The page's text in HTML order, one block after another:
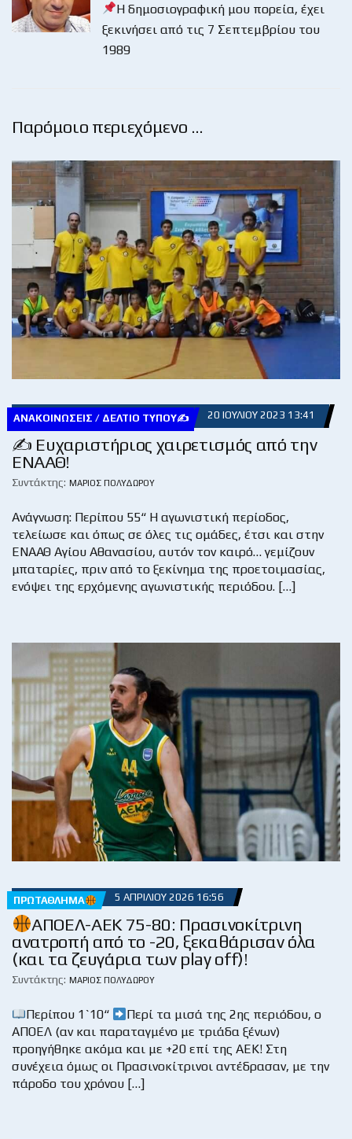
Η δημοσιογραφική μου πορεία, έχει
ξεκινήσει από τις 7 Σεπτεμβρίου του
1989
Παρόμοιο περιεχόμενο …
ΑΝΑΚΟΙΝΏΣΕΙΣ / ΔΕΛΤΊΟ ΤΎΠΟΥ✍ 20 ΙΟΥΛΊΟΥ 2023 13:41
✍ Ευχαριστήριος χαιρετισμός από την
ΕΝΑΑΘ!
Συντάκτης: ΜΆΡΙΟΣ ΠΟΛΥΔΏΡΟΥ
Ανάγνωση: Περίπου 55“ Η αγωνιστική περίοδος,
τελείωσε και όπως σε όλες τις ομάδες, έτσι και στην
ΕΝΑΑΘ Αγίου Αθανασίου, αυτόν τον καιρό… γεμίζουν
μπαταρίες, πριν από το ξεκίνημα της προετοιμασίας,
ενόψει της ερχόμενης αγωνιστικής περιόδου. […]
ΠΡΩΤΆΘΛΗΜΑ 5 ΑΠΡΙΛΊΟΥ 2026 16:56
ΑΠΟΕΛ-ΑΕΚ 75-80: Πρασινοκίτρινη
ανατροπή από το -20, ξεκαθάρισαν όλα
(και τα ζευγάρια των play off)!
Συντάκτης: ΜΆΡΙΟΣ ΠΟΛΥΔΏΡΟΥ
Περίπου 1`10“
Περί τα μισά της 2ης περιόδου, ο
ΑΠΟΕΛ (αν και παραταγμένο με τριάδα ξένων)
προηγήθηκε ακόμα και με +20 επί της ΑΕΚ! Στη
συνέχεια όμως οι Πρασινοκίτρινοι αντέδρασαν, με την
πάροδο του χρόνου […]